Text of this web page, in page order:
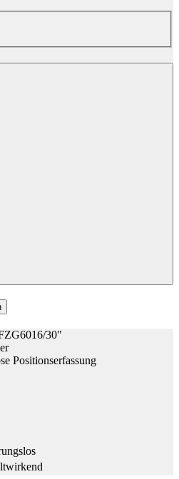
30"
Positionserfassung